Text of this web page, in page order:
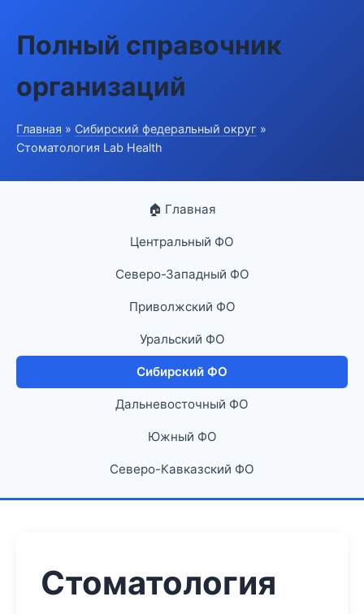
Полный справочник
организаций
Главная » Сибирский федеральный округ »
Стоматология Lab Health
🏠 Главная
Центральный ФО
Северо-Западный ФО
Приволжский ФО
Уральский ФО
Сибирский ФО
Дальневосточный ФО
Южный ФО
Северо-Кавказский ФО
Стоматология